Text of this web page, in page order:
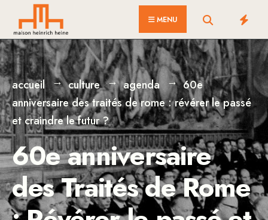
content
MENU
accueil culture agenda
60e
anniversaire des traités de rome : révérer le passé
et craindre le futur ?
60e anniversaire
des Traités de Rome